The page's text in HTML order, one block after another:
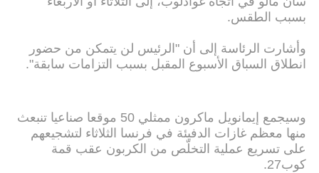
بسبب الطقس.
وأشارت الرئاسة إلى أن "الرئيس لن يتمكن من حضور
انطلاق السباق الأسبوع المقبل بسبب التزامات سابقة".
وسيجمع إيمانويل ماكرون ممثلي 50 موقعا صناعيا تنبعث
منها معظم غازات الدفيئة في فرنسا الثلاثاء لتشجيعهم
على تسريع عملية التخلّص من الكربون عقب قمة
كوب27.